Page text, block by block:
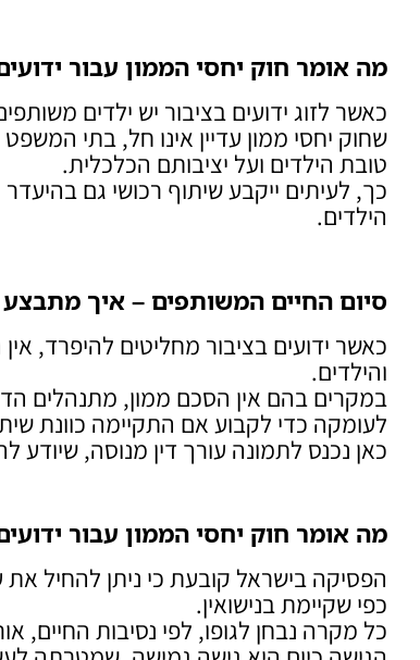
מה אומר חוק יחסי הממון עבור
כאשר לזוג ידועים בציבור יש ילדים
שחוק יחסי ממון עדיין אינו חל, בתי
טובת הילדים ועל יציבותם הכלכלית.
כך, לעיתים ייקבע שיתוף רכושי גם
הילדים.
סיום החיים המשותפים – איך מתבצע
כאשר ידועים בציבור מחליטים להיפרד,
והילדים.
במקרים בהם אין הסכם ממון, מתנהלים
לעומקה כדי לקבוע אם התקיימה כוונת
כאן נכנס לתמונה עורך דין מנוסה, שיודע
מה אומר חוק יחסי הממון עבור
הפסיקה בישראל קובעת כי ניתן להחיל את
כפי שקיימת בנישואין.
כל מקרה נבחן לגופו, לפי נסיבות החיים,